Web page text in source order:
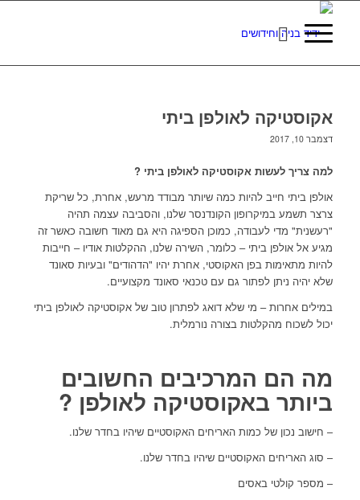
אקוסטיקה לאולפן ביתי
דצמבר 10, 2017
למה צריך לעשות אקוסטיקה לאולפן ביתי ?
אולפן ביתי חייב להיות כמה שיותר מבודד מרעש, אחרת, כל שריקת
צרצר תשמע במיקרופון הקונדנסר שלנו, והסביבה עצמה תהיה
"רעשנית" מדי לעבודה, כמוכן הספיגה היא גם מאוד חשובה כאשר זה
מגיע אל אולפן ביתי – כלומר, השירה שלנו, ההקלטות אודיו – חייבות
להיות מתאימות בפן האקוסטי, אחרת יהיו "הדהודים" ובעיות סאונד
שלא יהיה ניתן לפתור גם עם טכנאי סאונד מקצועיים.
במילים אחרות – מי שלא דואג לפתרון טוב של אקוסטיקה לאולפן ביתי
יכול לשכוח מהקלטות בצורה נורמלית.
מה הם המרכיבים החשובים
ביותר באקוסטיקה לאולפן ?
– חישוב נכון של כמות האריחים האקוסטיים שיהיו בחדר שלנו.
– סוג האריחים האקוסטיים שיהיו בחדר שלנו.
– מספר קולטי באסים